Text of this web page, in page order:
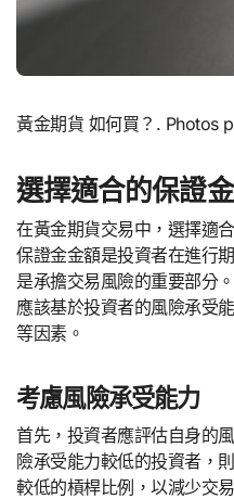
黃金期貨 如何買？. Photos
選擇適合的保證
在黃金期貨交易中，選擇適
保證金金額是投資者在進行
是承擔交易風險的重要部分
應該基於投資者的風險承受
等因素。
考慮風險承受能力
首先，投資者應評估自身的
險承受能力較低的投資者，
較低的槓桿比例，以減少交